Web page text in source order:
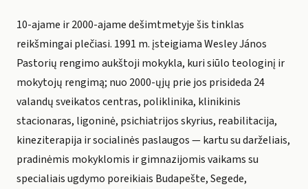
10-ajame ir 2000-ajame dešimtmetyje šis tinklas
reikšmingai plečiasi. 1991 m. įsteigiama Wesley János
Pastorių rengimo aukštoji mokykla, kuri siūlo teologinį ir
mokytojų rengimą; nuo 2000-ųjų prie jos prisideda 24
valandų sveikatos centras, poliklinika, klinikinis
stacionaras, ligoninė, psichiatrijos skyrius, reabilitacija,
kineziterapija ir socialinės paslaugos — kartu su darželiais,
pradinėmis mokyklomis ir gimnazijomis vaikams su
specialiais ugdymo poreikiais Budapešte, Segede,